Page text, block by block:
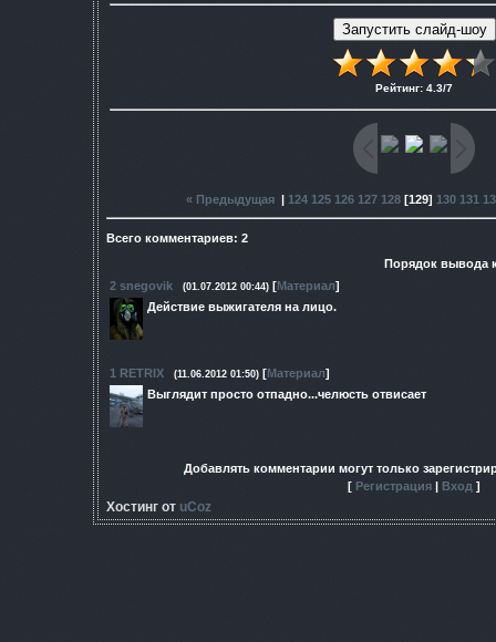
Рейтинг: 4.3/7
« Предыдущая| 124 125 126 127 128[129] 130 131
Всего комментариев: 2
Порядок вывода
2 snegovik (01.07.2012 00:44) [Материал]
Действие выжигателя на лицо.
1 RETRIX (11.06.2012 01:50) [Материал]
Выглядит просто отпадно...челюсть отвисает
Добавлять комментарии могут только
[ Регистрация Вход ]
Хостинг от uCoz